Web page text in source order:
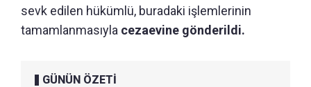
sevk edilen hükümlü, buradaki işlemlerinin
tamamlanmasıyla cezaevine gönderildi.
GÜNÜN ÖZETİ